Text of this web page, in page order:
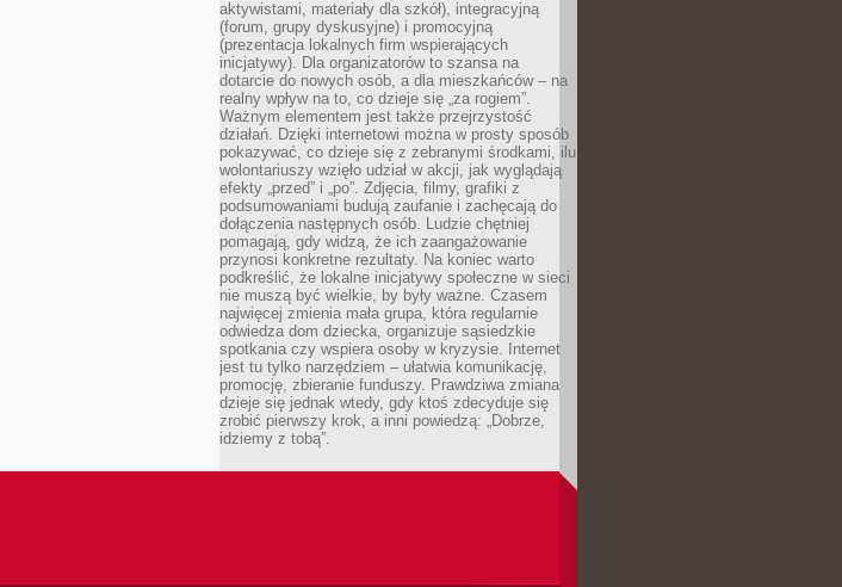
aktywistami, materiały dla szkół), integracyjną
(forum, grupy dyskusyjne) i promocyjną
(prezentacja lokalnych firm wspierających
inicjatywy). Dla organizatorów to szansa na
dotarcie do nowych osób, a dla mieszkańców – na
realny wpływ na to, co dzieje się „za rogiem”.
Ważnym elementem jest także przejrzystość
działań. Dzięki internetowi można w prosty sposób
pokazywać, co dzieje się z zebranymi środkami, ilu
wolontariuszy wzięło udział w akcji, jak wyglądają
efekty „przed” i „po”. Zdjęcia, filmy, grafiki z
podsumowaniami budują zaufanie i zachęcają do
dołączenia następnych osób. Ludzie chętniej
pomagają, gdy widzą, że ich zaangażowanie
przynosi konkretne rezultaty. Na koniec warto
podkreślić, że lokalne inicjatywy społeczne w sieci
nie muszą być wielkie, by były ważne. Czasem
najwięcej zmienia mała grupa, która regularnie
odwiedza dom dziecka, organizuje sąsiedzkie
spotkania czy wspiera osoby w kryzysie. Internet
jest tu tylko narzędziem – ułatwia komunikację,
promocję, zbieranie funduszy. Prawdziwa zmiana
dzieje się jednak wtedy, gdy ktoś zdecyduje się
zrobić pierwszy krok, a inni powiedzą: „Dobrze,
idziemy z tobą”.